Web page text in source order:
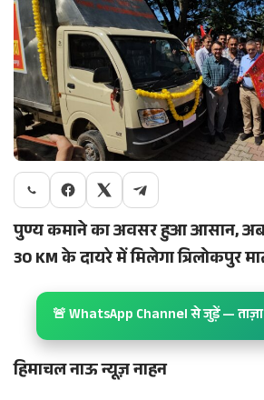
पुण्य कमाने का अवसर हुआ आसान,
30 KM के दायरे में मिलेगा त्रिलोकपुर
🚨 WhatsApp Channel से जुड़ें —
हिमाचल नाऊ न्यूज़ नाहन